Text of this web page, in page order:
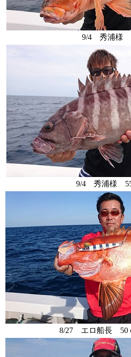
9/4 秀浦様
9/4 秀浦様 55
8/27 エロ船長